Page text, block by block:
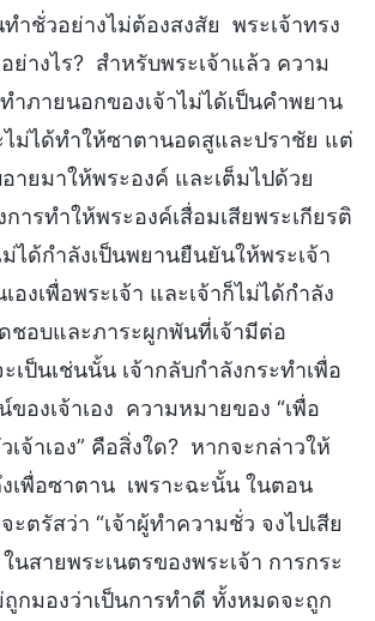
ำชั่วอย่างไม่ต้องสงสัย พระเจ้าทรง
ย่างไร? สำหรับพระเจ้าแล้ว ความ
ำภายนอกของเจ้าไม่ได้เป็นคำพยาน
ม่ได้ทำให้ซาตานอดสูและปราชัย แต่
ายมาให้พระองค์ และเต็มไปด้วย
ารทำให้พระองค์เสื่อมเสียพระเกียรติ
ม่ได้กำลังเป็นพยานยืนยันให้พระเจ้า
องเพื่อพระเจ้า และเจ้าก็ไม่ได้กำลัง
ชอบและภาระผูกพันที่เจ้ามีต่อ
เป็นเช่นนั้น เจ้ากลับกำลังกระทำเพื่อ
ของเจ้าเอง ความหมายของ “เพื่อ
เจ้าเอง” คือสิ่งใด? หากจะกล่าวให้
เพื่อซาตาน เพราะฉะนั้น ในตอน
ะตรัสว่า “เจ้าผู้ทำความชั่ว จงไปเสีย
นสายพระเนตรของพระเจ้า การกระ
ถูกมองว่าเป็นการทำดี ทั้งหมดจะถูก